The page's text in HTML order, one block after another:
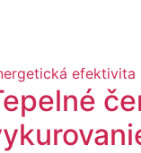
efektivita